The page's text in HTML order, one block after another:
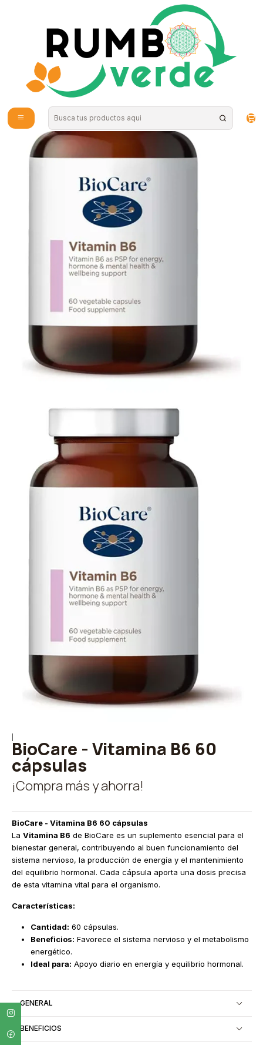
Envío gratis por compras sobre los 59.990 en la provincia de Santiago
Nutrición Deportiva
BioCare - Vitamina B6 60
cápsulas
¡Compra más y ahorra!
BioCare - Vitamina B6 60 cápsulas
La Vitamina B6 de BioCare es un suplemento esencial para el
bienestar general, contribuyendo al buen funcionamiento del
sistema nervioso, la producción de energía y el mantenimiento
del equilibrio hormonal. Cada cápsula aporta una dosis precisa
de esta vitamina vital para el organismo.
Características:
Cantidad: 60 cápsulas.
Beneficios: Favorece el sistema nervioso y el metabolismo
energético.
Ideal para: Apoyo diario en energía y equilibrio hormonal.
GENERAL
BENEFICIOS